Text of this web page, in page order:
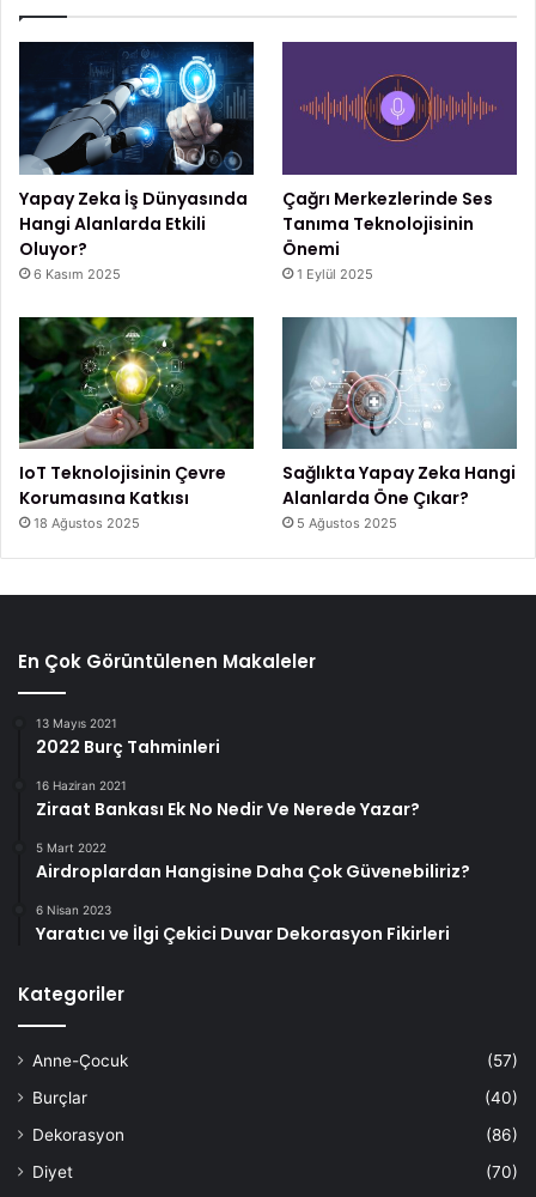
Yapay Zeka İş Dünyasında
Hangi Alanlarda Etkili
Oluyor?
6 Kasım 2025
Çağrı Merkezlerinde Ses
Tanıma Teknolojisinin
Önemi
1 Eylül 2025
IoT Teknolojisinin Çevre
Korumasına Katkısı
18 Ağustos 2025
Sağlıkta Yapay Zeka Hangi
Alanlarda Öne Çıkar?
5 Ağustos 2025
En Çok Görüntülenen Makaleler
13 Mayıs 2021
2022 Burç Tahminleri
16 Haziran 2021
Ziraat Bankası Ek No Nedir Ve Nerede Yazar?
5 Mart 2022
Airdroplardan Hangisine Daha Çok Güvenebiliriz?
6 Nisan 2023
Yaratıcı ve İlgi Çekici Duvar Dekorasyon Fikirleri
Kategoriler
Anne-Çocuk
(57)
Burçlar
(40)
Dekorasyon
(86)
Diyet
(70)